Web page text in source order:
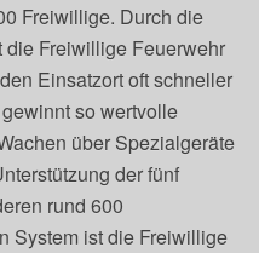
Freiwillige. Durch die
Freiwillige Feuerwehr
Einsatzort oft schneller
so wertvolle
über Spezialgeräte
der fünf
rund 600
System ist die Freiwillige